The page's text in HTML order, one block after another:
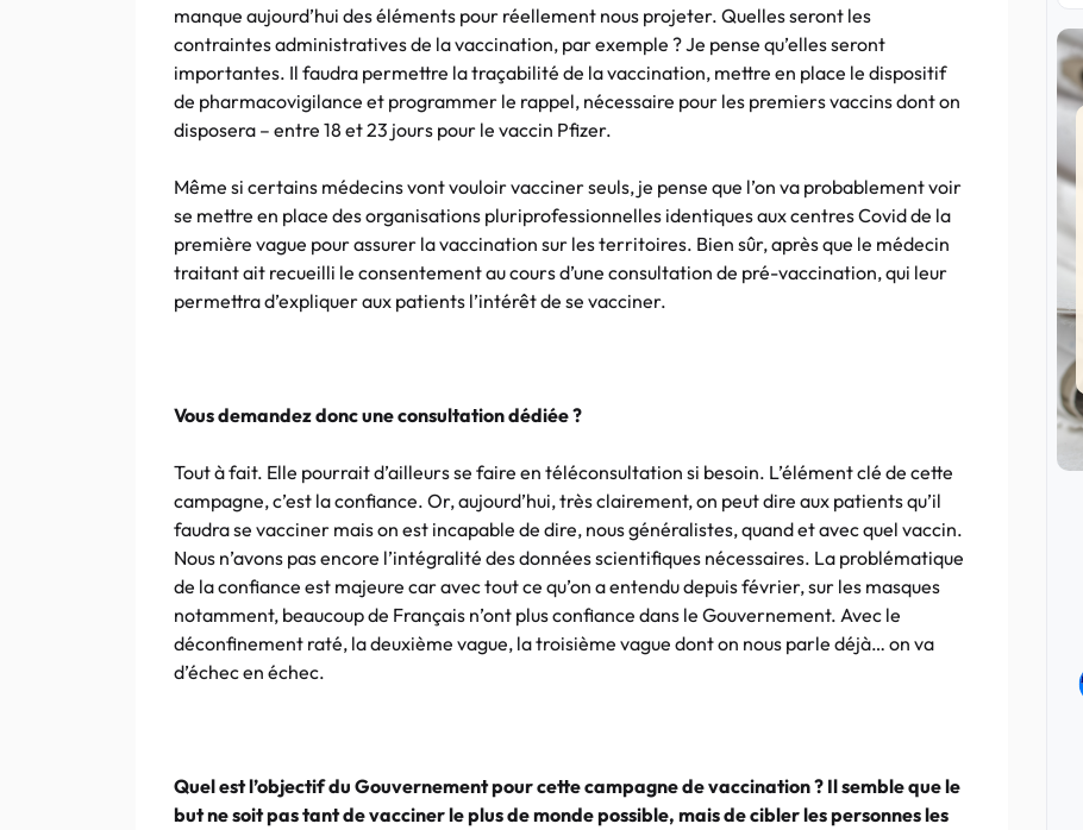
manque aujourd’hui des éléments pour réellement nous projeter. Quelles seront les
contraintes administratives de la vaccination, par exemple ? Je pense qu’elles seront
importantes. Il faudra permettre la traçabilité de la vaccination, mettre en place le dispositif
de pharmacovigilance et programmer le rappel, nécessaire pour les premiers vaccins dont on
disposera – entre 18 et 23 jours pour le vaccin Pfizer.
Même si certains médecins vont vouloir vacciner seuls, je pense que l’on va probablement voir
se mettre en place des organisations pluriprofessionnelles identiques aux centres Covid de la
première vague pour assurer la vaccination sur les territoires. Bien sûr, après que le médecin
traitant ait recueilli le consentement au cours d’une consultation de pré-vaccination, qui leur
permettra d’expliquer aux patients l’intérêt de se vacciner.
Vous demandez donc une consultation dédiée ?
Tout à fait. Elle pourrait d’ailleurs se faire en téléconsultation si besoin. L’élément clé de cette
campagne, c’est la confiance. Or, aujourd’hui, très clairement, on peut dire aux patients qu’il
faudra se vacciner mais on est incapable de dire, nous généralistes, quand et avec quel vaccin.
Nous n’avons pas encore l’intégralité des données scientifiques nécessaires. La problématique
de la confiance est majeure car avec tout ce qu’on a entendu depuis février, sur les masques
notamment, beaucoup de Français n’ont plus confiance dans le Gouvernement. Avec le
déconfinement raté, la deuxième vague, la troisième vague dont on nous parle déjà… on va
d’échec en échec.
Quel est l’objectif du Gouvernement pour cette campagne de vaccination ? Il semble que le
but ne soit pas tant de vacciner le plus de monde possible, mais de cibler les personnes les